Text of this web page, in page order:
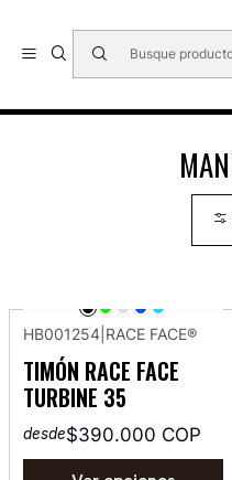
🇺🇸 🇧🇷 🇲🇽 🇦🇷
HB001254 RACE FACE®
TIMÓN RACE FACE
TURBINE 35
desde$390.000 COP